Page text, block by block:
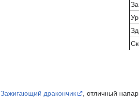
Зажигающий дракончик
, отличный